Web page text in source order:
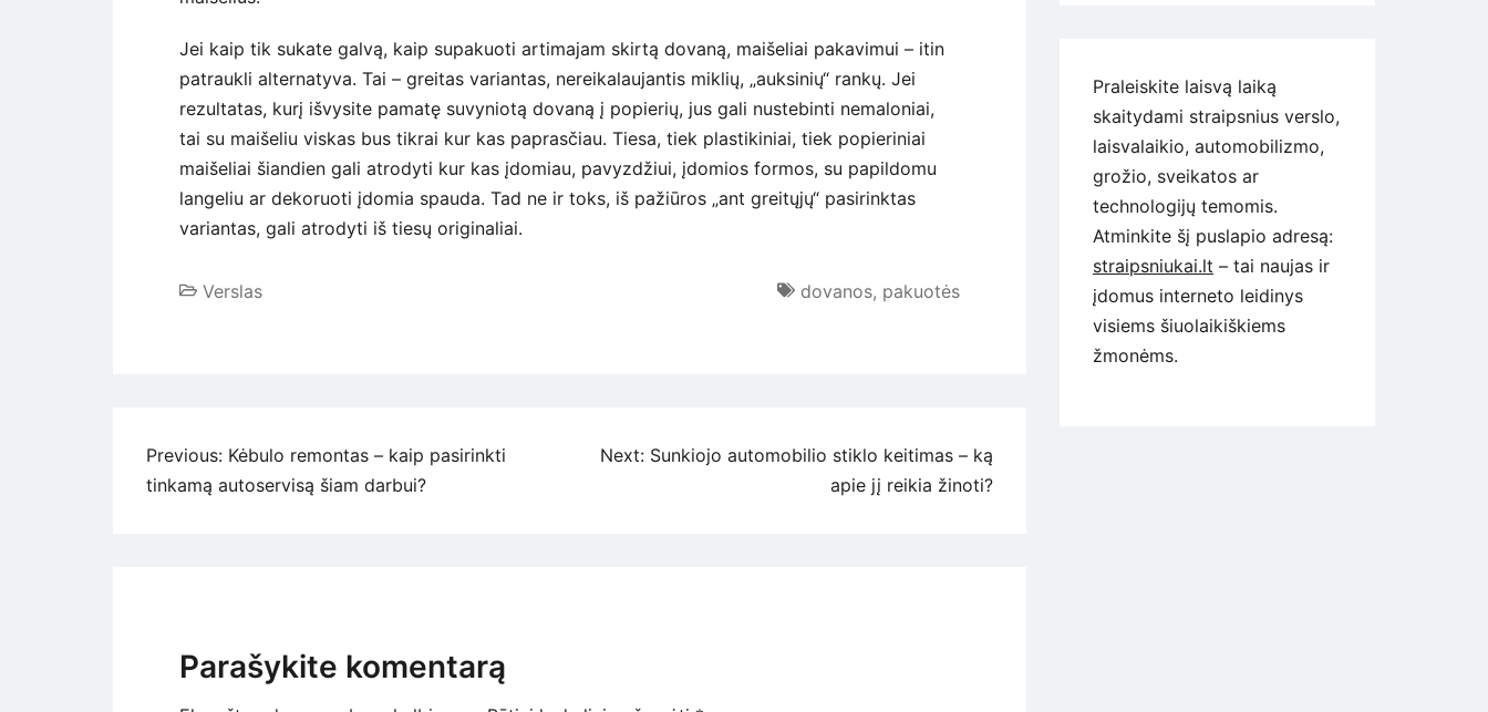
Jei kaip tik sukate galvą, kaip supakuoti artimajam skirtą dovaną, maišeliai pakavimui – itin
patraukli alternatyva. Tai – greitas variantas, nereikalaujantis miklių, „auksinių“ rankų. Jei
rezultatas, kurį išvysite pamatę suvyniotą dovaną į popierių, jus gali nustebinti nemaloniai,
tai su maišeliu viskas bus tikrai kur kas paprasčiau. Tiesa, tiek plastikiniai, tiek popieriniai
maišeliai šiandien gali atrodyti kur kas įdomiau, pavyzdžiui, įdomios formos, su papildomu
langeliu ar dekoruoti įdomia spauda. Tad ne ir toks, iš pažiūros „ant greitųjų“ pasirinktas
variantas, gali atrodyti iš tiesų originaliai.
Verslas dovanos, pakuotės
Navigacija
tarp
Previous: Kėbulo remontas – kaip pasirinkti
tinkamą autoservisą šiam darbui?
Next: Sunkiojo automobilio stiklo keitimas – ką
apie jį reikia žinoti?
Parašykite komentarą
Praleiskite laisvą laiką
skaitydami straipsnius verslo,
laisvalaikio, automobilizmo,
grožio, sveikatos ar
technologijų temomis.
Atminkite šį puslapio adresą:
straipsniukai.lt – tai naujas ir
įdomus interneto leidinys
visiems šiuolaikiškiems
žmonėms.